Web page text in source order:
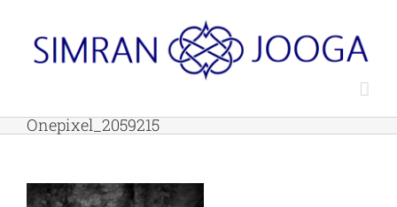
content
Onepixel_2059215